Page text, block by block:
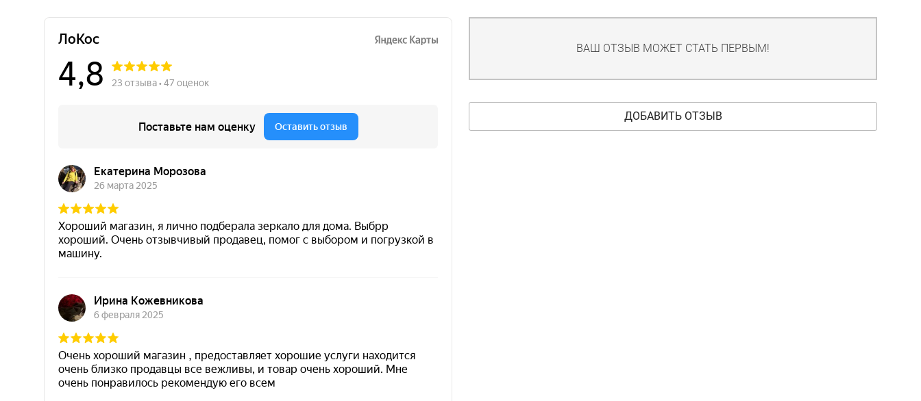
ВАШ ОТЗЫВ МОЖЕТ СТАТЬ ПЕРВЫМ!
ДОБАВИТЬ ОТЗЫВ